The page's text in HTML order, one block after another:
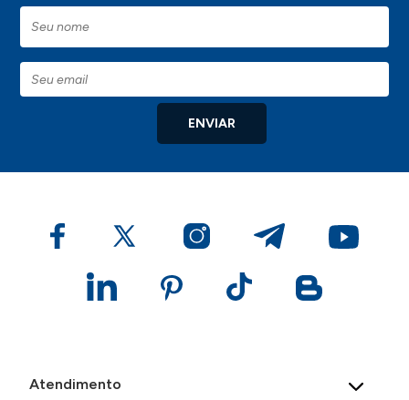
ENVIAR
Atendimento